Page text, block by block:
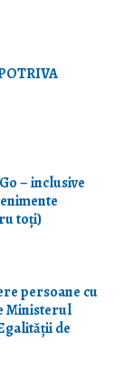
– inclusive
toți)
persoane cu
Ministerul
de